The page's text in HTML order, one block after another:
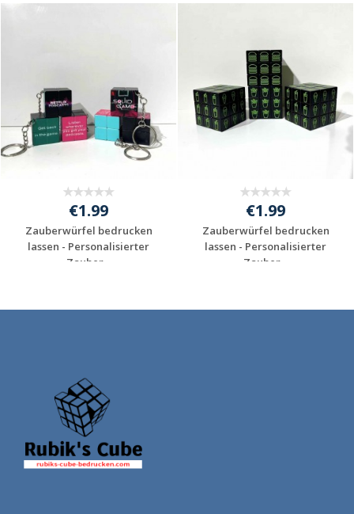
€1.99
Zauberwürfel bedrucken
lassen - Personalisierter
Zauber...
€1.99
Zauberwürfel bedrucken
lassen - Personalisierter
Zauber...